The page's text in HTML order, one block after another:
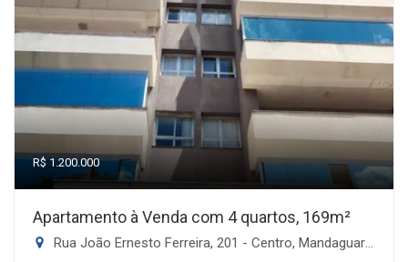
R$ 1.200.000
Apartamento à Venda com 4 quartos, 169m²
Rua João Ernesto Ferreira, 201 - Centro, Mandaguari-PR